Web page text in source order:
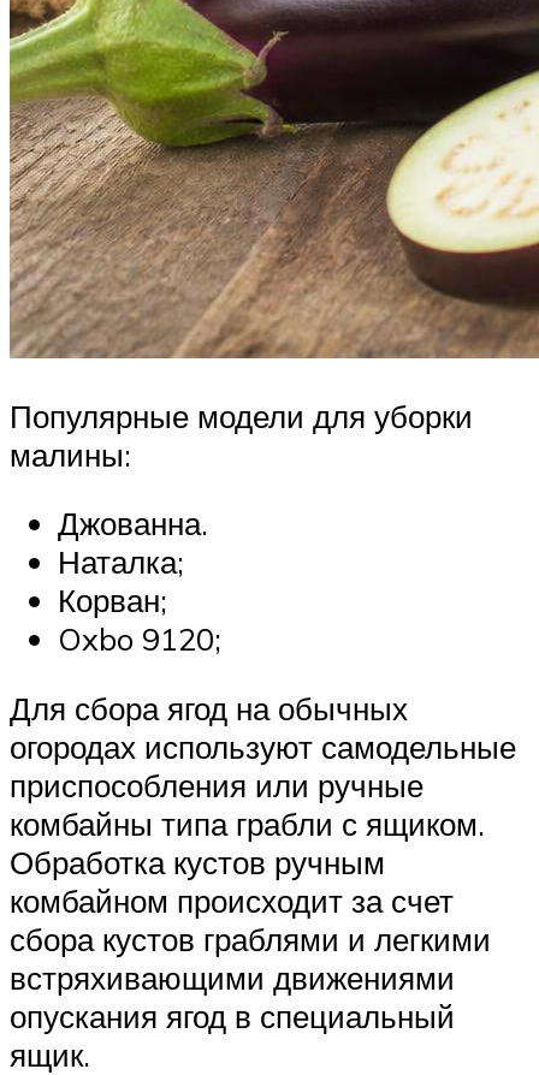
Популярные модели для уборки
малины:
Джованна.
Наталка;
Корван;
Oxbo 9120;
Для сбора ягод на обычных
огородах используют самодельные
приспособления или ручные
комбайны типа грабли с ящиком.
Обработка кустов ручным
комбайном происходит за счет
сбора кустов граблями и легкими
встряхивающими движениями
опускания ягод в специальный
ящик.